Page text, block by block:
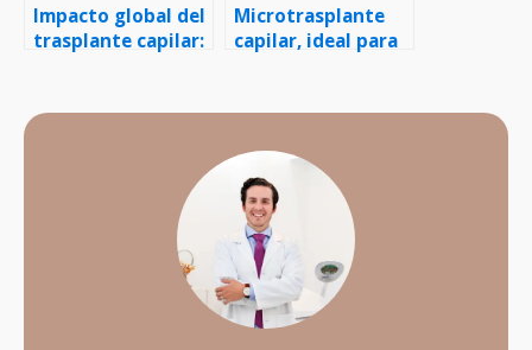
Impacto global del
trasplante capilar:
cambia vidas
Microtrasplante
capilar, ideal para